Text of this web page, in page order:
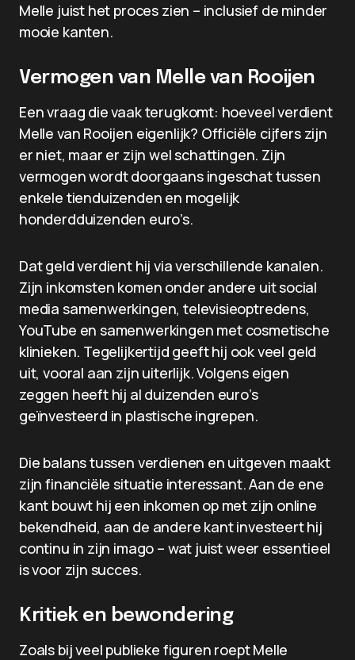
Melle juist het proces zien – inclusief de minder
mooie kanten.
Vermogen van Melle van Rooijen
Een vraag die vaak terugkomt: hoeveel verdient
Melle van Rooijen eigenlijk? Officiële cijfers zijn
er niet, maar er zijn wel schattingen. Zijn
vermogen wordt doorgaans ingeschat tussen
enkele tienduizenden en mogelijk
honderdduizenden euro’s.
Dat geld verdient hij via verschillende kanalen.
Zijn inkomsten komen onder andere uit social
media samenwerkingen, televisieoptredens,
YouTube en samenwerkingen met cosmetische
klinieken. Tegelijkertijd geeft hij ook veel geld
uit, vooral aan zijn uiterlijk. Volgens eigen
zeggen heeft hij al duizenden euro’s
geïnvesteerd in plastische ingrepen.
Die balans tussen verdienen en uitgeven maakt
zijn financiële situatie interessant. Aan de ene
kant bouwt hij een inkomen op met zijn online
bekendheid, aan de andere kant investeert hij
continu in zijn imago – wat juist weer essentieel
is voor zijn succes.
Kritiek en bewondering
Zoals bij veel publieke figuren roept Melle